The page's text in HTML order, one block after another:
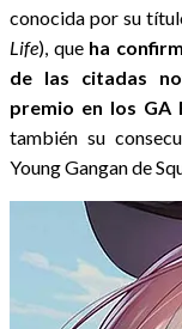
conocida por su
Life), que ha
de las citadas
premio en los GA
también su
Young Gangan de